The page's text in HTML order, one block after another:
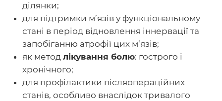
ділянки;
для підтримки м’язів у функціональному
стані в період відновлення іннервації та
запобіганню атрофії цих м‘язів;
як метод лікування болю: гострого і
хронічного;
для профілактики післяопераційних
станів, особливо внаслідок тривалого